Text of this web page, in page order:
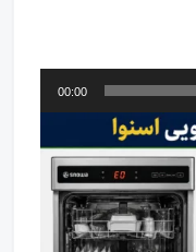
00:00